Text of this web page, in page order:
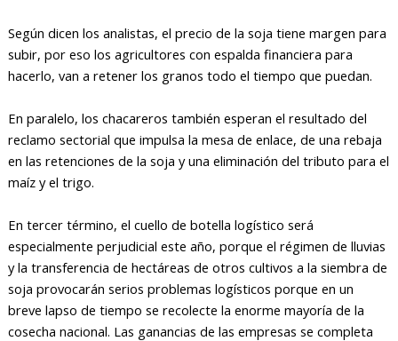
Según dicen los analistas, el precio de la soja tiene margen para
subir, por eso los agricultores con espalda financiera para
hacerlo, van a retener los granos todo el tiempo que puedan.
En paralelo, los chacareros también esperan el resultado del
reclamo sectorial que impulsa la mesa de enlace, de una rebaja
en las retenciones de la soja y una eliminación del tributo para el
maíz y el trigo.
En tercer término, el cuello de botella logístico será
especialmente perjudicial este año, porque el régimen de lluvias
y la transferencia de hectáreas de otros cultivos a la siembra de
soja provocarán serios problemas logísticos porque en un
breve lapso de tiempo se recolecte la enorme mayoría de la
cosecha nacional. Las ganancias de las empresas se completa